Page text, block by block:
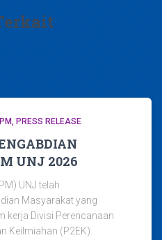
PRESS RELEASE
UNJ 2026
UNJ telah
Masyarakat yang
kerja Divisi Perencanaan
Keilmiahan (P2EK).